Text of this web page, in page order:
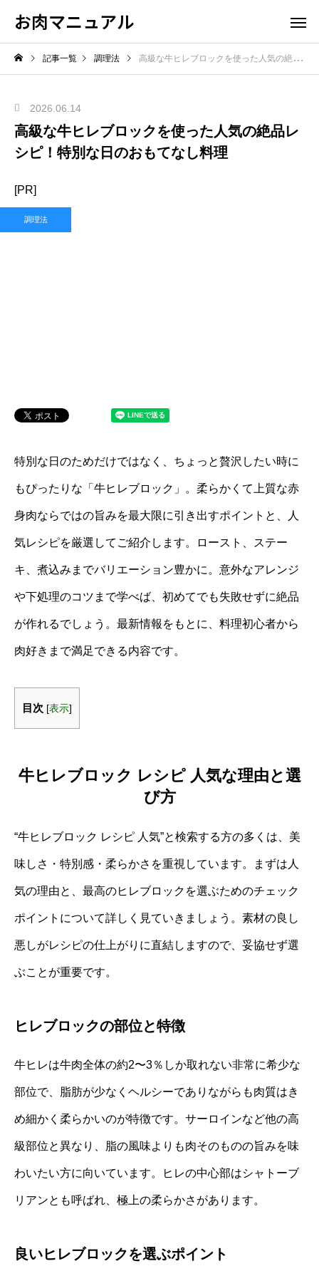
お肉マニュアル
記事一覧 調理法 高級な牛ヒレブロックを使った人気の絶品レシピ！特別な日のおもてなし料理
2026.06.14
高級な牛ヒレブロックを使った人気の絶品レ
シピ！特別な日のおもてなし料理
[PR]
調理法
特別な日のためだけではなく、ちょっと贅沢したい時に
もぴったりな「牛ヒレブロック」。柔らかくて上質な赤
身肉ならではの旨みを最大限に引き出すポイントと、人
気レシピを厳選してご紹介します。ロースト、ステー
キ、煮込みまでバリエーション豊かに。意外なアレンジ
や下処理のコツまで学べば、初めてでも失敗せずに絶品
が作れるでしょう。最新情報をもとに、料理初心者から
肉好きまで満足できる内容です。
目次 [表示]
牛ヒレブロック レシピ 人気な理由と選
び方
“牛ヒレブロック レシピ 人気”と検索する方の多くは、美
味しさ・特別感・柔らかさを重視しています。まずは人
気の理由と、最高のヒレブロックを選ぶためのチェック
ポイントについて詳しく見ていきましょう。素材の良し
悪しがレシピの仕上がりに直結しますので、妥協せず選
ぶことが重要です。
ヒレブロックの部位と特徴
牛ヒレは牛肉全体の約2〜3％しか取れない非常に希少な
部位で、脂肪が少なくヘルシーでありながらも肉質はき
め細かく柔らかいのが特徴です。サーロインなど他の高
級部位と異なり、脂の風味よりも肉そのものの旨みを味
わいたい方に向いています。ヒレの中心部はシャトーブ
リアンとも呼ばれ、極上の柔らかさがあります。
良いヒレブロックを選ぶポイント